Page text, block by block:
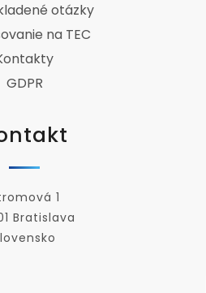
otázky
na TEC
GDPR
1
Bratislava